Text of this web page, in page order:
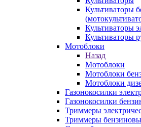
Культиваторы
Культиваторы
Культиваторы
Мотоблоки
Назад
Мотоблоки
Мотоблоки
Мотоблоки
Газонокосилки
Газонокосилки
Триммеры
Триммеры